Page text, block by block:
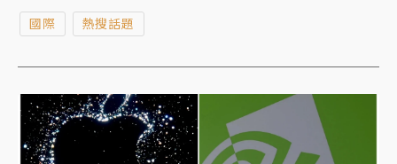
發展。
國際 熱搜話題